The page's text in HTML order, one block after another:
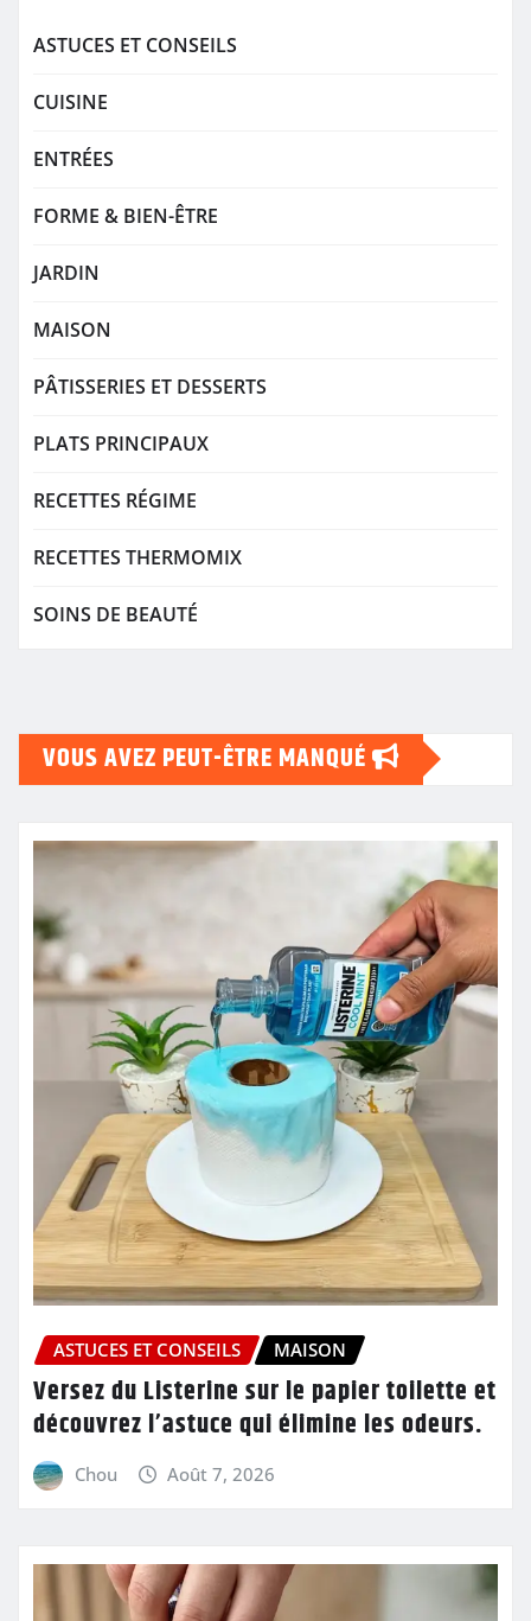
ASTUCES ET CONSEILS
CUISINE
ENTRÉES
FORME & BIEN-ÊTRE
JARDIN
MAISON
PÂTISSERIES ET DESSERTS
PLATS PRINCIPAUX
RECETTES RÉGIME
RECETTES THERMOMIX
SOINS DE BEAUTÉ
VOUS AVEZ PEUT-ÊTRE MANQUÉ
ASTUCES ET CONSEILS MAISON
Versez du Listerine sur le papier toilette et
découvrez l’astuce qui élimine les odeurs.
Chou Août 7, 2026